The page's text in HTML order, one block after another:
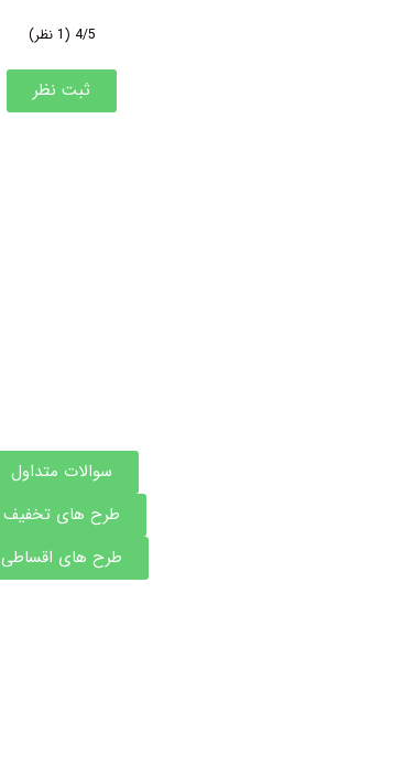
4/5 (1 نظر)
ثبت نظر
سوالات متداول
طرح های تخفیف
طرح های اقساطی